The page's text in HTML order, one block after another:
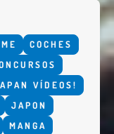
COCHES
VÍDEOS!
JAPON
MANGA